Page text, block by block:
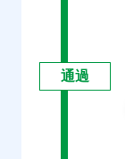
通過